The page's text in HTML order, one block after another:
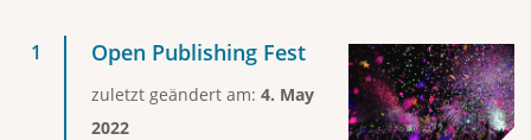
Open Publishing Fest
zuletzt geändert am: 4. May
2022